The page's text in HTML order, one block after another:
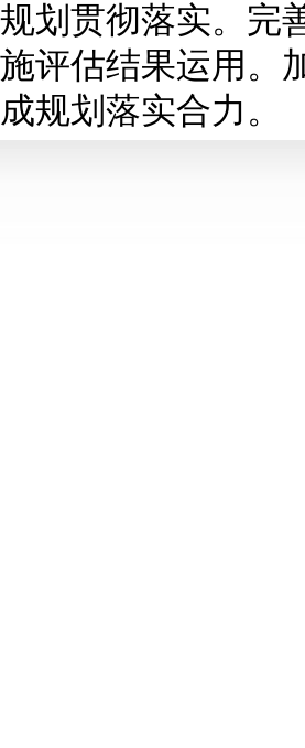
规划贯彻落实。完
施评估结果运用。
成规划落实合力。